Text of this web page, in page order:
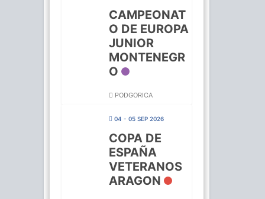
CAMPEONAT
O DE EUROPA
JUNIOR
MONTENEGR
O
PODGORICA
04 - 05 SEP 2026
COPA DE
ESPAÑA
VETERANOS
ARAGON